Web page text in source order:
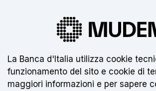
Il nuovo museo non è ancora
per info
Informativa sui cookie:
La Banca d'Italia utilizza cookie
funzionamento del sito e cookie di
maggiori informazioni e per sapere